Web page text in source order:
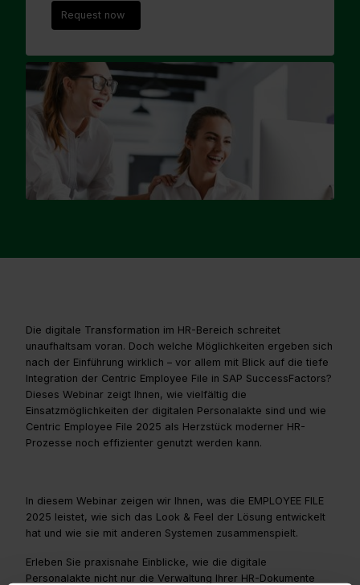
Request now
Die digitale Transformation im HR-Bereich schreitet
unaufhaltsam voran. Doch welche Möglichkeiten ergeben sich
nach der Einführung wirklich – vor allem mit Blick auf die tiefe
Integration der Centric Employee File in SAP SuccessFactors?
Dieses Webinar zeigt Ihnen, wie vielfältig die
Einsatzmöglichkeiten der digitalen Personalakte sind und wie
Centric Employee File 2025 als Herzstück moderner HR-
Prozesse noch effizienter genutzt werden kann.
In diesem Webinar zeigen wir Ihnen, was die EMPLOYEE FILE
2025 leistet, wie sich das Look & Feel der Lösung entwickelt
hat und wie sie mit anderen Systemen zusammenspielt.
Erleben Sie praxisnahe Einblicke, wie die digitale
Personalakte nicht nur die Verwaltung Ihrer HR-Dokumente